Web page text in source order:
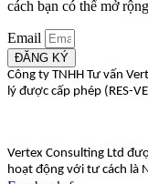
cách bạn có thể mở
Email
ĐĂNG KÝ
Công ty TNHH Tư vấn
lý được cấp phép (RES-
Vertex Consulting Ltd
hoạt động với tư cách là